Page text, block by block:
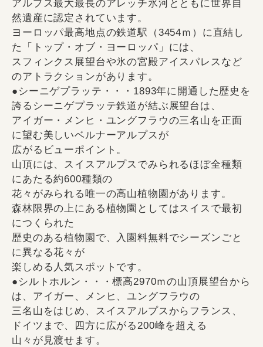
アルプス最大最長のアレッチ氷河とともに世界自
然遺産に認定されています。
ヨーロッパ最高地点の鉄道駅（3454ｍ）に直結し
た「トップ・オブ・ヨーロッパ」には、
スフィンクス展望台や氷の宮殿アイスパレスなど
のアトラクションがあります。
●シーニゲプラッテ・・・1893年に開通した歴史を
誇るシーニゲプラッテ鉄道が結ぶ展望台は、
アイガー・メンヒ・ユングフラウの三名山を正面
に望む美しいベルナーアルプスが
広がるビューポイント。
山頂には、スイスアルプスでみられるほぼ全種類
にあたる約600種類の
花々がみられる唯一の高山植物園があります。
森林限界の上にある植物園としてはスイスで最初
につくられた
歴史のある植物園で、入園料無料でシーズンごと
に異なる花々が
楽しめる人気スポットです。
●シルトホルン・・・標高2970ｍの山頂展望台から
は、アイガー、メンヒ、ユングフラウの
三名山をはじめ、スイスアルプスからフランス、
ドイツまで、四方に広がる200峰を超える
山々が見渡せます。